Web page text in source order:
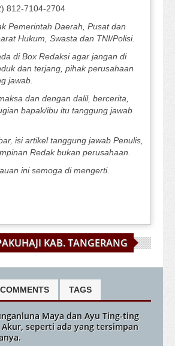
812-7104-2704
Pemerintah Daerah, Pusat dan
Hukum, Swasta dan TNI/Polisi.
di Box Redaksi agar jangan di
dan terjang, pihak perusahaan
jawab.
dan dengan dalil, bercerita,
bapak/ibu itu tanggung jawab
isi artikel tanggung jawab Penulis,
Redak bukan perusahaan.
ini semoga di mengerti.
KAB. TANGERANG
COMMENTS TAGS
Maya dan Ayu Ting-ting
seperti ada yang tersimpan